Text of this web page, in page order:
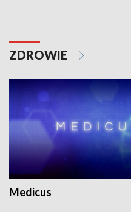
ZDROWIE
Medicus